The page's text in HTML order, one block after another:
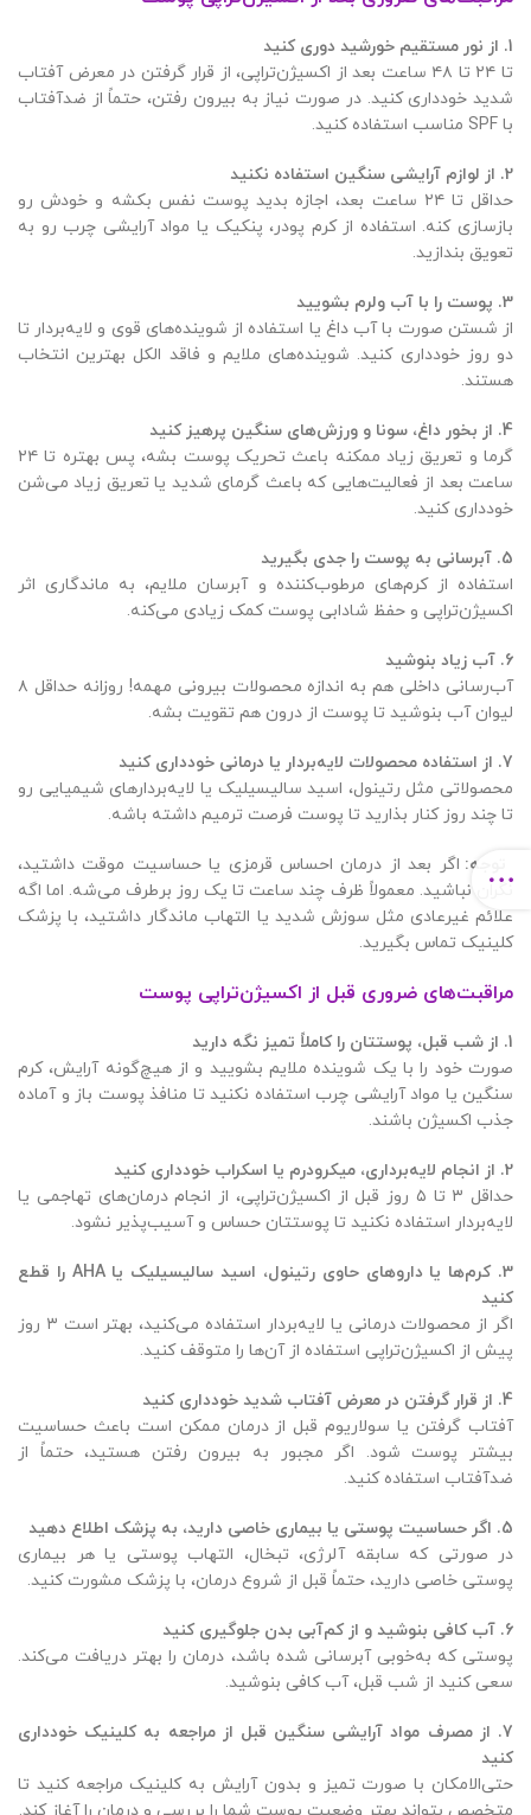
1. از نور مستقیم خورشید دوری کنید
تا ۲۴ تا ۴۸ ساعت بعد از اکسیژن‌تراپی، از قرار گرفتن در معرض آفتاب
شدید خودداری کنید. در صورت نیاز به بیرون رفتن، حتماً از ضدآفتاب
با SPF مناسب استفاده کنید.
2. از لوازم آرایشی سنگین استفاده نکنید
حداقل تا ۲۴ ساعت بعد، اجازه بدید پوست نفس بکشه و خودش رو
بازسازی کنه. استفاده از کرم پودر، پنکیک یا مواد آرایشی چرب رو به
تعویق بندازید.
3. پوست را با آب ولرم بشویید
از شستن صورت با آب داغ یا استفاده از شوینده‌های قوی و لایه‌بردار تا
دو روز خودداری کنید. شوینده‌های ملایم و فاقد الکل بهترین انتخاب
هستند.
4. از بخور داغ، سونا و ورزش‌های سنگین پرهیز کنید
گرما و تعریق زیاد ممکنه باعث تحریک پوست بشه، پس بهتره تا ۲۴
ساعت بعد از فعالیت‌هایی که باعث گرمای شدید یا تعریق زیاد می‌شن
خودداری کنید.
5. آبرسانی به پوست را جدی بگیرید
استفاده از کرم‌های مرطوب‌کننده و آبرسان ملایم، به ماندگاری اثر
اکسیژن‌تراپی و حفظ شادابی پوست کمک زیادی می‌کنه.
6. آب زیاد بنوشید
آب‌رسانی داخلی هم به اندازه محصولات بیرونی مهمه! روزانه حداقل ۸
لیوان آب بنوشید تا پوست از درون هم تقویت بشه.
7. از استفاده محصولات لایه‌بردار یا درمانی خودداری کنید
محصولاتی مثل رتینول، اسید سالیسیلیک یا لایه‌بردارهای شیمیایی رو
تا چند روز کنار بذارید تا پوست فرصت ترمیم داشته باشه.
توجه: اگر بعد از درمان احساس قرمزی یا حساسیت موقت داشتید،
نگران نباشید. معمولاً ظرف چند ساعت تا یک روز برطرف می‌شه. اما اگه
علائم غیرعادی مثل سوزش شدید یا التهاب ماندگار داشتید، با پزشک
کلینیک تماس بگیرید.
مراقبت‌های ضروری قبل از اکسیژن‌تراپی پوست
1. از شب قبل، پوستتان را کاملاً تمیز نگه دارید
صورت خود را با یک شوینده ملایم بشویید و از هیچ‌گونه آرایش، کرم
سنگین یا مواد آرایشی چرب استفاده نکنید تا منافذ پوست باز و آماده
جذب اکسیژن باشند.
2. از انجام لایه‌برداری، میکرودرم یا اسکراب خودداری کنید
حداقل ۳ تا ۵ روز قبل از اکسیژن‌تراپی، از انجام درمان‌های تهاجمی یا
لایه‌بردار استفاده نکنید تا پوستتان حساس و آسیب‌پذیر نشود.
3. کرم‌ها یا داروهای حاوی رتینول، اسید سالیسیلیک یا AHA
را قطع
کنید
اگر از محصولات درمانی یا لایه‌بردار استفاده می‌کنید، بهتر است ۳ روز
پیش از اکسیژن‌تراپی استفاده از آن‌ها را متوقف کنید.
4. از قرار گرفتن در معرض آفتاب شدید خودداری کنید
آفتاب گرفتن یا سولاریوم قبل از درمان ممکن است باعث حساسیت
بیشتر پوست شود. اگر مجبور به بیرون رفتن هستید، حتماً از
ضدآفتاب استفاده کنید.
5. اگر حساسیت پوستی یا بیماری خاصی دارید، به پزشک اطلاع دهید
در صورتی که سابقه آلرژی، تبخال، التهاب پوستی یا هر بیماری
پوستی خاصی دارید، حتماً قبل از شروع درمان، با پزشک مشورت کنید.
6. آب کافی بنوشید و از کم‌آبی بدن جلوگیری کنید
پوستی که به‌خوبی آبرسانی شده باشد، درمان را بهتر دریافت می‌کند.
سعی کنید از شب قبل، آب کافی بنوشید.
7. از مصرف مواد آرایشی سنگین قبل از مراجعه به کلینیک خودداری
کنید
حتی‌الامکان با صورت تمیز و بدون آرایش به کلینیک مراجعه کنید تا